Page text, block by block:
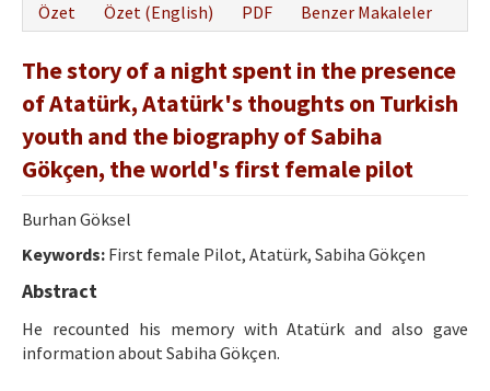
Hakkında
Yayın Politikası
Dergi Kurulları
Yayın İlkeleri
Yazar Rehberi
Hakem Rehberi
İletişim
Özet Özet (English) PDF Benzer Makaleler
The story of a night spent in the presence
of Atatürk, Atatürk's thoughts on Turkish
youth and the biography of Sabiha
Gökçen, the world's first female pilot
Burhan Göksel
Keywords: First female Pilot, Atatürk, Sabiha Gökçen
Abstract
He recounted his memory with Atatürk and also gave
information about Sabiha Gökçen.